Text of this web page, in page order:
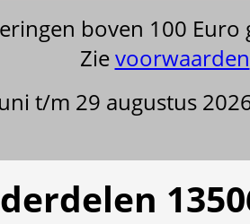
boven 100
Zievoorwaarden
t/m 29 augustus